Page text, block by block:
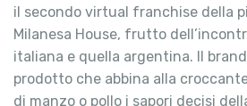
il secondo virtual franchise della
Milanesa House, frutto
italiana e quella argentina. Il
prodotto che abbina alla
di manzo o pollo i sapori decisi